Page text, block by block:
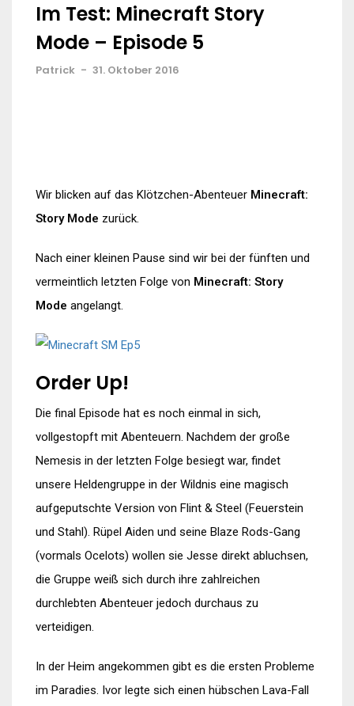
Im Test: Minecraft Story
Mode – Episode 5
Patrick - 31. Oktober 2016
Wir blicken auf das Klötzchen-Abenteuer Minecraft:
Story Mode zurück.
Nach einer kleinen Pause sind wir bei der fünften und
vermeintlich letzten Folge von Minecraft: Story
Mode angelangt.
Order Up!
Die final Episode hat es noch einmal in sich,
vollgestopft mit Abenteuern. Nachdem der große
Nemesis in der letzten Folge besiegt war, findet
unsere Heldengruppe in der Wildnis eine magisch
aufgeputschte Version von Flint & Steel (Feuerstein
und Stahl). Rüpel Aiden und seine Blaze Rods-Gang
(vormals Ocelots) wollen sie Jesse direkt abluchsen,
die Gruppe weiß sich durch ihre zahlreichen
durchlebten Abenteuer jedoch durchaus zu
verteidigen.
In der Heim angekommen gibt es die ersten Probleme
im Paradies. Ivor legte sich einen hübschen Lava-Fall